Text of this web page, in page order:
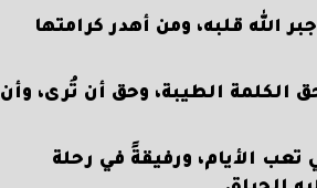
الله قلبه، ومن أهدر كرامتها
الكلمة الطيبة، وحق أن تُرى، وأن
الأيام، ورفيقةً في رحلة